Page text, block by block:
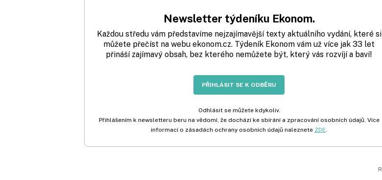
Newsletter týdeníku Ekonom.
Každou středu vám představíme nejzajímavější texty aktuálního vydání, které si
můžete přečíst na webu ekonom.cz. Týdeník Ekonom vám už více jak 33 let
přináší zajímavý obsah, bez kterého nemůžete být, který vás rozvíjí a baví!
PŘIHLÁSIT SE K ODBĚRU
Odhlásit se můžete kdykoliv.
Přihlášením k newsletteru beru na vědomí, že dochází ke sbírání a zpracování osobních údajů. Více
informací o zásadách ochrany osobních údajů naleznete ZDE